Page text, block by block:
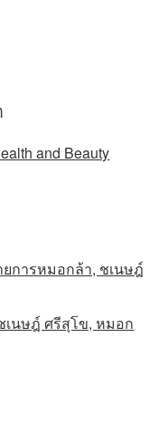
and Beauty
การหมอกล้า, ชเนษฎ์
เนษฎ์ ศรีสุโข, หมอก